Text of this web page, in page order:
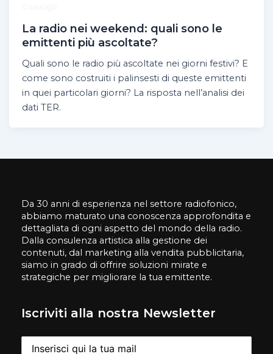
La radio nei weekend: quali sono le
emittenti più ascoltate?
Quali sono le radio più ascoltate nei giorni festivi? E
come sono costruiti i palinsesti di queste emittenti
in quei particolari giorni? La risposta nell’analisi dei
dati TER.
Da 30 anni di esperienza nel settore radiofonico,
abbiamo maturato una conoscenza approfondita e
dettagliata di ogni aspetto del mondo della radio.
Dalla consulenza artistica alla gestione dei
contenuti, dal marketing alla vendita pubblicitaria,
siamo in grado di offrire soluzioni mirate e
strategiche per migliorare la tua emittente.
Iscriviti alla nostra Newsletter